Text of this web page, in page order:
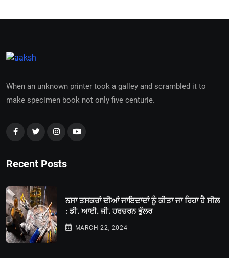
When an unknown printer took a galley and scrambled it to
make specimen book not only five centurie.
Recent Posts
ਨਸਾ ਤਸਕਰਾਂ ਦੀਆਂ ਜਾਇਦਾਦਾਂ ਨੂੰ ਕੀਤਾ ਜਾ ਰਿਹਾ ਹੈ ਸੀਲ
: ਡੀ. ਆਈ. ਜੀ. ਹਰਚਰਨ ਭੁੱਲਰ
MARCH 22, 2024